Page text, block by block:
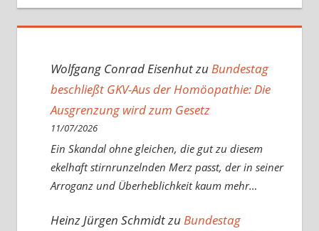
Wolfgang Conrad EisenhutzuBundestag
beschließt GKV-Aus der Homöopathie: Die
Ausgrenzung wird zum Gesetz
11/07/2026
Ein Skandal ohne gleichen, die gut zu diesem
ekelhaft stirnrunzelnden Merz passt, der in seiner
Arroganz und Überheblichkeit kaum mehr…
Heinz Jürgen SchmidtzuBundestag